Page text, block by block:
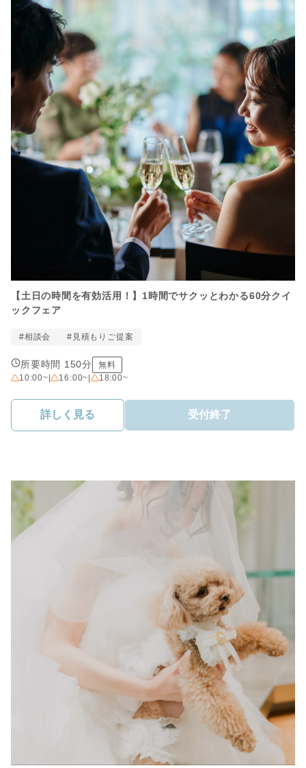
【土日の時間を有効活用！】1時間でサクッとわかる60分クイ
ックフェア
#相談会 #見積もりご提案
所要時間 150分
無料
10:00~| 16:00~| 18:00~
詳しく見る 受付終了